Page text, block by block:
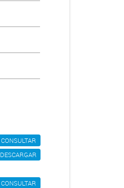
CONSULTAR
DESCARGAR
CONSULTAR